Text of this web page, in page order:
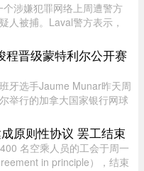
涉嫌犯罪网络上周遭警方
人被捕。Laval警方表示，
金来源，充分展现警方瓦解
介绍， ...
程晋级蒙特利尔公开赛
牙选手Jaume Munar昨天周
举行的加拿大国家银行网球
重影响。世界排名第270位
3击败巴 ...
原则性协议 罢工结束
名空乘人员的工会于周一
in principle），结束